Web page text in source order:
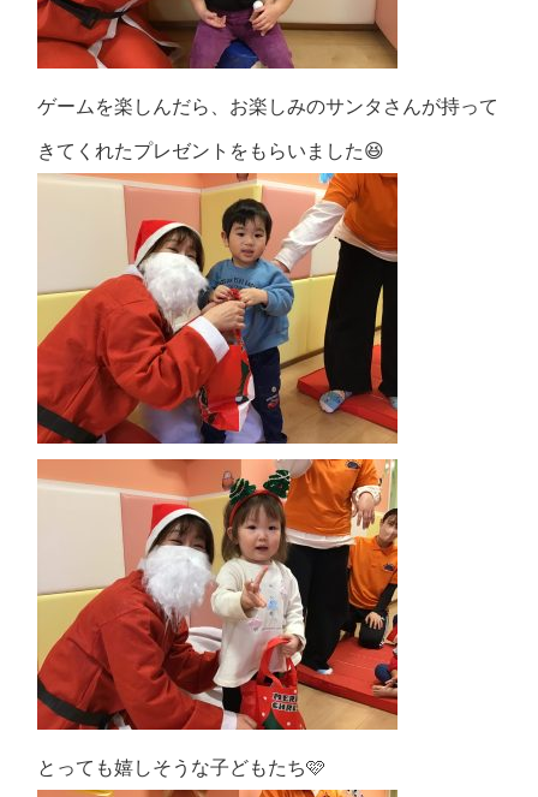
ゲームを楽しんだら、お楽しみのサンタさんが持って
きてくれたプレゼントをもらいました😆
とっても嬉しそうな子どもたち🩷